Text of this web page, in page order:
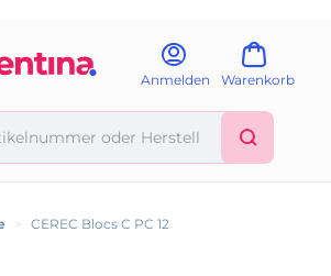
Anmelden Warenkorb
> CEREC Blocs C PC 12